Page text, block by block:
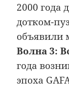
2000 года
дотком-
объявили
Волна 3:
года
эпоха